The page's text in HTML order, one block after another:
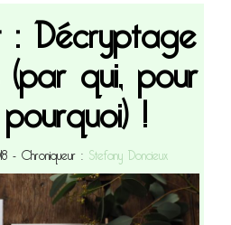
Décryptage
qui, pour
!
- Chroniqueur : Stefany Doncieux